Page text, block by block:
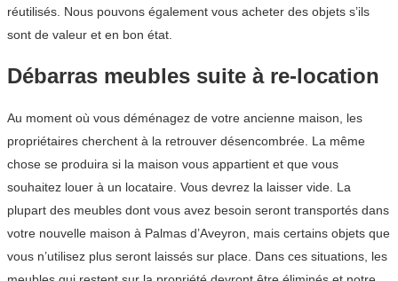
réutilisés. Nous pouvons également vous acheter des objets s’ils
sont de valeur et en bon état.
Débarras meubles suite à re-location
Au moment où vous déménagez de votre ancienne maison, les
propriétaires cherchent à la retrouver désencombrée. La même
chose se produira si la maison vous appartient et que vous
souhaitez louer à un locataire. Vous devrez la laisser vide. La
plupart des meubles dont vous avez besoin seront transportés dans
votre nouvelle maison à Palmas d’Aveyron, mais certains objets que
vous n’utilisez plus seront laissés sur place. Dans ces situations, les